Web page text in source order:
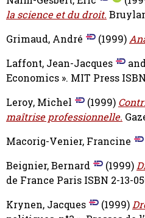
la science et du droit.
Grimaud, André
(1999)
Laffont, Jean-Jacques
Economics ». MIT Press
Leroy, Michel
(1999)
maîtrise professionnelle.
Macorig-Venier, Francine
Beignier, Bernard
(1999)
de France Paris ISBN 2-13-
Krynen, Jacques
(1999)